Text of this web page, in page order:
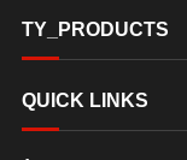
TY_PRODUCTS
QUICK LINKS